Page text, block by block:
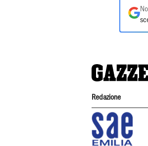
Redazione